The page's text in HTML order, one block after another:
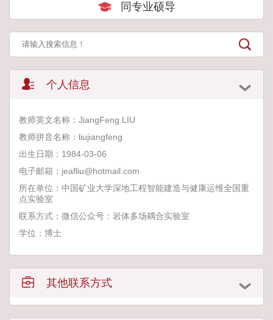
同专业硕导
个人信息
教师英文名称：JiangFeng LIU
教师拼音名称：liujiangfeng
出生日期：1984-03-06
电子邮箱： jeafliu@hotmail.com
所在单位：中国矿业大学深地工程智能建造与健康运维全国重
点实验室
联系方式：微信公众号：岩体多场耦合实验室
学位：博士
其他联系方式